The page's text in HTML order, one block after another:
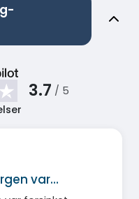
3.7 / 5
var…